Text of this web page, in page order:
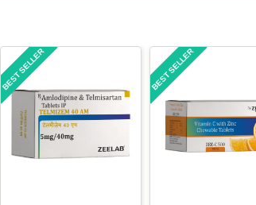
BEST SELLER BEST SELLER